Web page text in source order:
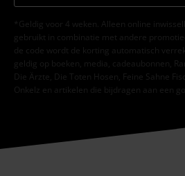
*Geldig voor 4 weken. Alleen online
gebruikt in combinatie met andere
de code wordt de korting automatisch
geldig op boeken, media, cadeaubonnen,
Die Ärzte, Die Toten Hosen, Feine Sahne
Onkelz en artikelen die bijdragen aan een